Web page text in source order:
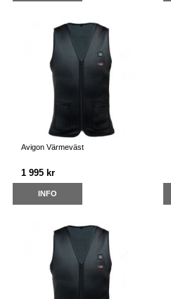
Avigon Värmeväst
1 995 kr
INFO